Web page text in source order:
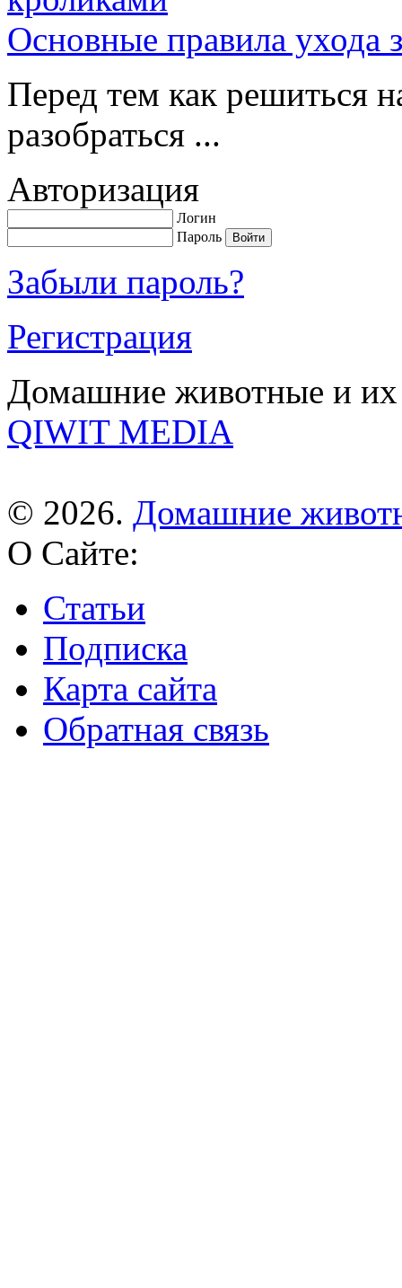
Основные правила ухода
Перед тем как решиться
разобраться ...
Авторизация
Логин
Пароль
Забыли пароль?
Регистрация
Домашние животные и их
QIWIT MEDIA
© 2026. Домашние
О Сайте:
Статьи
Подписка
Карта сайта
Обратная связь